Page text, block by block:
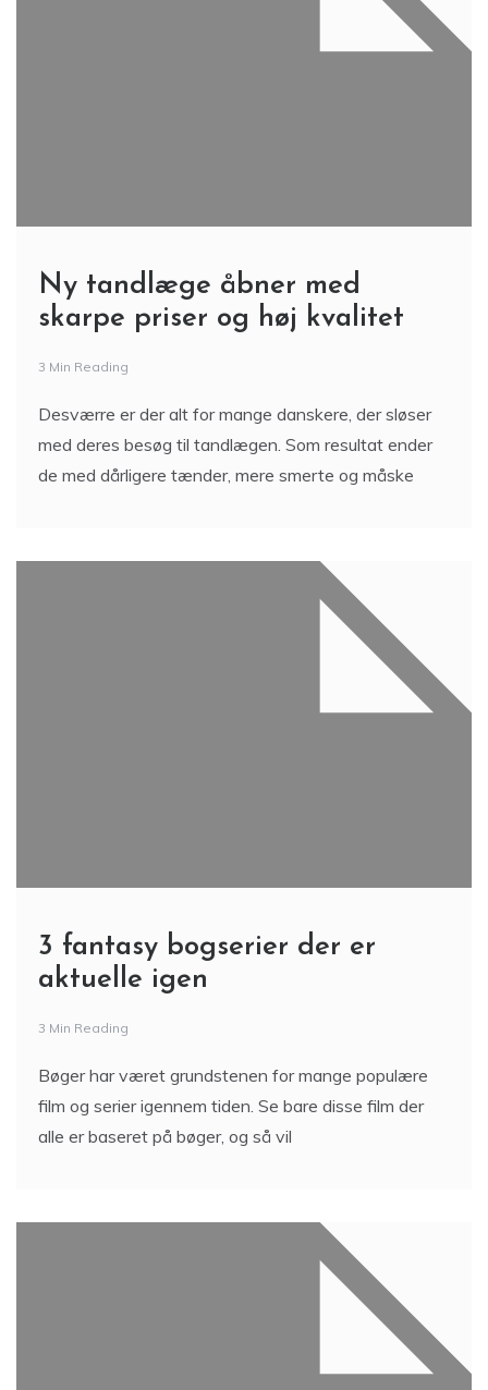
Ny tandlæge åbner med
skarpe priser og høj kvalitet
3 Min Reading
Desværre er der alt for mange danskere, der sløser
med deres besøg til tandlægen. Som resultat ender
de med dårligere tænder, mere smerte og måske
3 fantasy bogserier der er
aktuelle igen
3 Min Reading
Bøger har været grundstenen for mange populære
film og serier igennem tiden. Se bare disse film der
alle er baseret på bøger, og så vil